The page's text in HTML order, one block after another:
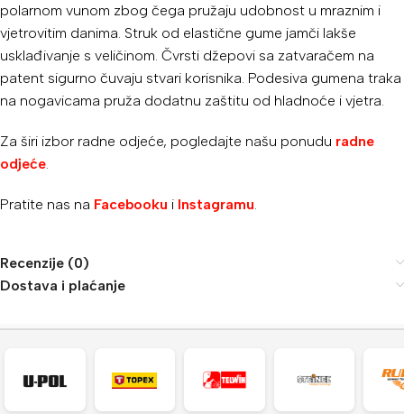
polarnom vunom zbog čega pružaju udobnost u mraznim i
vjetrovitim danima. Struk od elastične gume jamči lakše
usklađivanje s veličinom. Čvrsti džepovi sa zatvaračem na
patent sigurno čuvaju stvari korisnika. Podesiva gumena traka
na nogavicama pruža dodatnu zaštitu od hladnoće i vjetra.
Za širi izbor radne odjeće, pogledajte našu ponudu radne
odjeće
Pratite nas na Facebooku i Instagramu
Recenzije (0)
Dostava i plaćanje